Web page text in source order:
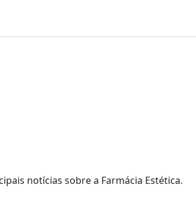
notícias sobre a Farmácia Estética.